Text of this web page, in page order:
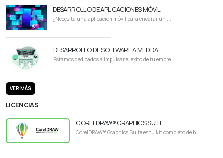
DESARROLLO DE APLICACIONES MÓVIL
¿Necesita una aplicación móvil para encarar un ...
DESARROLLO DE SOFTWARE A MEDIDA
Estamos dedicados a impulsar el éxito de tu empre...
VER MÁS
LICENCIAS
CORELDRAW® GRAPHICS SUITE
CorelDRAW® Graphics Suite es tu kit completo de h...